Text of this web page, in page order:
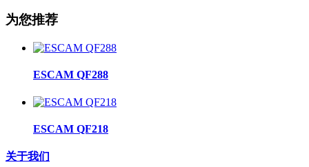
为您推荐
ESCAM QF288
ESCAM QF218
关于我们